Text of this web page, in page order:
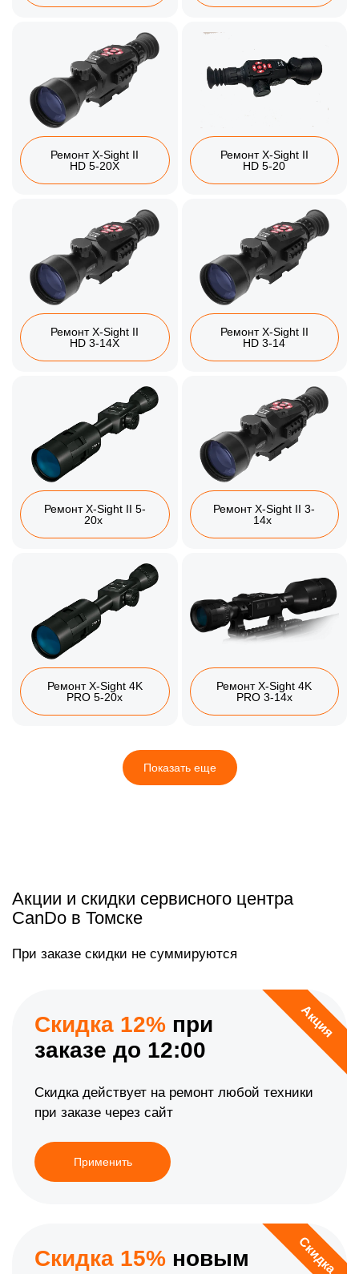
Ремонт X-Sight II
HD 5-20X
Ремонт X-Sight II
HD 5-20
Ремонт X-Sight II
HD 3-14X
Ремонт X-Sight II
HD 3-14
Ремонт X-Sight II 5-
20x
Ремонт X-Sight II 3-
14x
Ремонт X-Sight 4K
PRO 5-20x
Ремонт X-Sight 4K
PRO 3-14x
Показать еще
Акции и скидки сервисного центра
CanDo в Томске
При заказе скидки не суммируются
Акция
Скидка 12% при
заказе до 12:00
Скидка действует на ремонт любой техники
при заказе через сайт
Применить
Скидка
Скидка 15% новым